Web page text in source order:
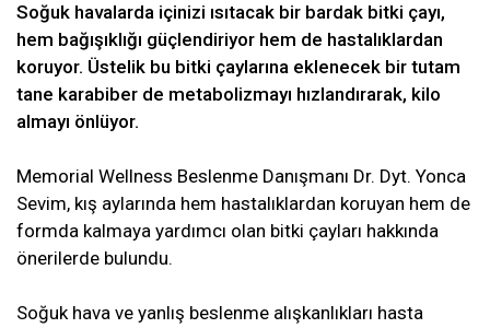
Soğuk havalarda içinizi ısıtacak bir bardak bitki çayı,
hem bağışıklığı güçlendiriyor hem de hastalıklardan
koruyor. Üstelik bu bitki çaylarına eklenecek bir tutam
tane karabiber de metabolizmayı hızlandırarak, kilo
almayı önlüyor.
Memorial Wellness Beslenme Danışmanı Dr. Dyt. Yonca
Sevim, kış aylarında hem hastalıklardan koruyan hem de
formda kalmaya yardımcı olan bitki çayları hakkında
önerilerde bulundu.
Soğuk hava ve yanlış beslenme alışkanlıkları hasta